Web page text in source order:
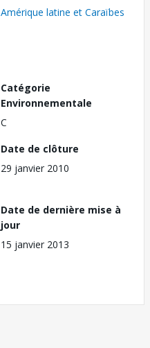
Amérique latine et Caraïbes
Catégorie
Environnementale
C
Date de clôture
29 janvier 2010
Date de dernière mise à
jour
15 janvier 2013